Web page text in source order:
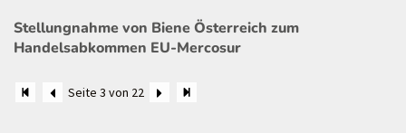
Stellungnahme von Biene Österreich zum
Handelsabkommen EU-Mercosur
Seite 3 von 22